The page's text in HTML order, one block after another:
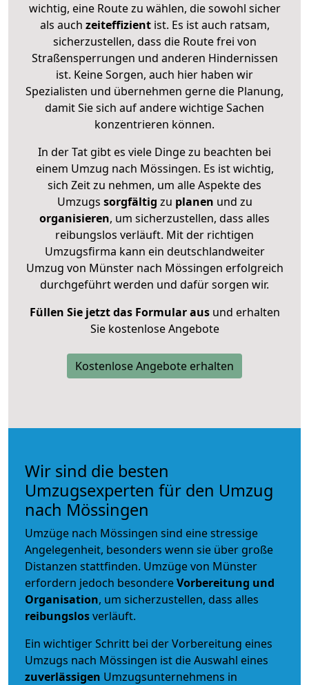
wichtig, eine Route zu wählen, die sowohl sicher
als auch zeiteffizientist. Es ist auch ratsam,
sicherzustellen, dass die Route frei von
Straßensperrungen und anderen Hindernissen
ist. Keine Sorgen, auch hier haben wir
Spezialisten und übernehmen gerne die Planung,
damit Sie sich auf andere wichtige Sachen
konzentrieren können.
In der Tat gibt es viele Dinge zu beachten bei
einem Umzug nach Mössingen. Es ist wichtig,
sich Zeit zu nehmen, um alle Aspekte des
Umzugs sorgfältig zu planen und zu
organisieren, um sicherzustellen, dass alles
reibungslos verläuft. Mit der richtigen
Umzugsfirma kann ein deutschlandweiter
Umzug von Münster nach Mössingen erfolgreich
durchgeführt werden und dafür sorgen wir.
Füllen Sie jetzt das Formular ausund erhalten
Sie kostenlose Angebote
Kostenlose Angebote erhalten
Wir sind die besten
Umzugsexperten für den Umzug
nach Mössingen
Umzüge nach Mössingen sind eine stressige
Angelegenheit, besonders wenn sie über große
Distanzen stattfinden. Umzüge von Münster
erfordern jedoch besondereVorbereitung und
Organisation, um sicherzustellen, dass alles
reibungslosverläuft.
Ein wichtiger Schritt bei der Vorbereitung eines
Umzugs nach Mössingen ist die Auswahl eines
zuverlässigen Umzugsunternehmens in